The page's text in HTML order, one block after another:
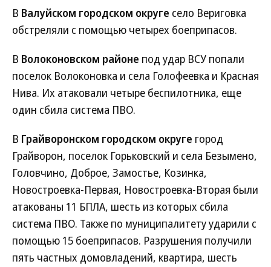
В Валуйском городском округе село Вериговка
обстреляли с помощью четырех боеприпасов.
В Волоконовском районе под удар ВСУ попали
поселок Волоконовка и села Голофеевка и Красная
Нива. Их атаковали четыре беспилотника, еще
один сбила система ПВО.
В Грайворонском городском округе город
Грайворон, поселок Горьковский и села Безымено,
Головчино, Доброе, Замостье, Козинка,
Новостроевка-Первая, Новостроевка-Вторая были
атакованы 11 БПЛА, шесть из которых сбила
система ПВО. Также по муниципалитету ударили с
помощью 15 боеприпасов. Разрушения получили
пять частных домовладений, квартира, шесть